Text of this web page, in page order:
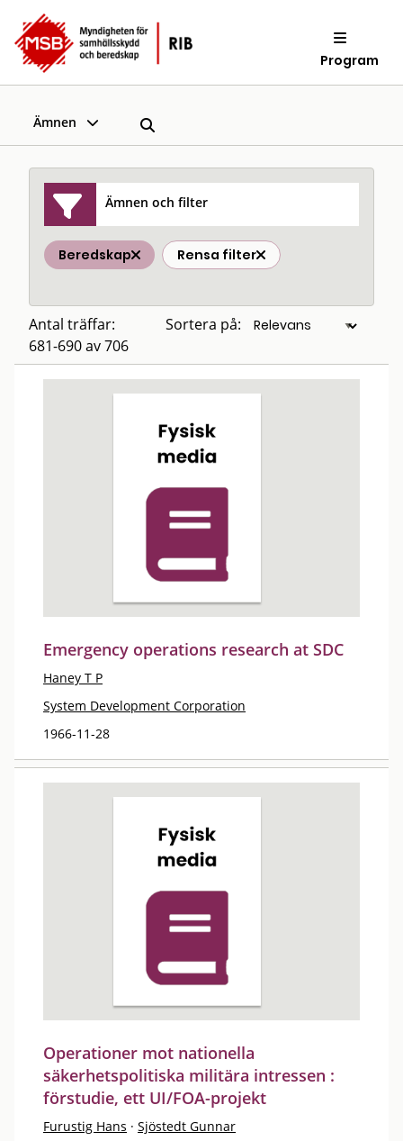
Program
Ämnen
Ämnen och filter
Beredskap Rensa filter
Antal träffar:
681-690 av 706
Sortera på:
Emergency operations research at SDC
Haney T P
System Development Corporation
1966-11-28
Operationer mot nationella
säkerhetspolitiska militära intressen :
förstudie, ett UI/FOA-projekt
Furustig Hans · Sjöstedt Gunnar